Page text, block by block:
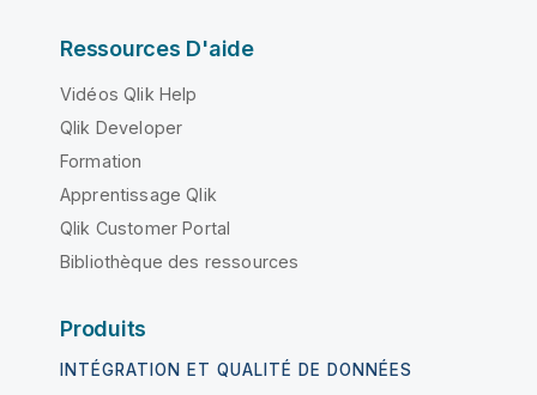
Ressources D'aide
Vidéos Qlik Help
Qlik Developer
Formation
Apprentissage Qlik
Qlik Customer Portal
Bibliothèque des ressources
Produits
INTÉGRATION ET QUALITÉ DE DONNÉES